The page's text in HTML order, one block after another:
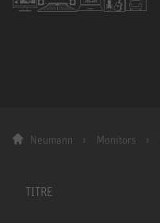
Neumann Monitors
TITRE